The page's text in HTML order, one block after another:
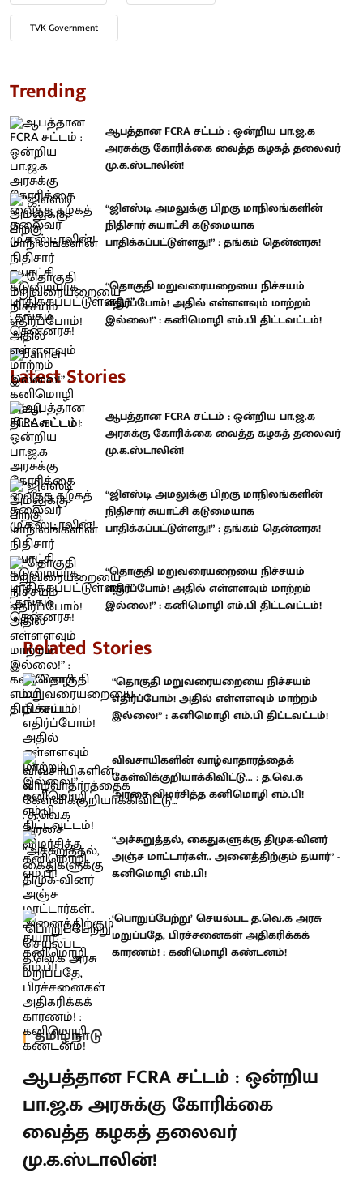
TVK Government
Trending
ஆபத்தான FCRA சட்டம் : ஒன்றிய பா.ஜ.க
அரசுக்கு கோரிக்கை வைத்த கழகத் தலைவர்
மு.க.ஸ்டாலின்!
“ஜிஎஸ்டி அமலுக்கு பிறகு மாநிலங்களின்
நிதிசார் சுயாட்சி கடுமையாக
பாதிக்கப்பட்டுள்ளது!” : தங்கம் தென்னரசு!
“தொகுதி மறுவரையறையை நிச்சயம்
எதிர்ப்போம்! அதில் எள்ளளவும் மாற்றம்
இல்லை!” : கனிமொழி எம்.பி திட்டவட்டம்!
Latest Stories
ஆபத்தான FCRA சட்டம் : ஒன்றிய பா.ஜ.க
அரசுக்கு கோரிக்கை வைத்த கழகத் தலைவர்
மு.க.ஸ்டாலின்!
“ஜிஎஸ்டி அமலுக்கு பிறகு மாநிலங்களின்
நிதிசார் சுயாட்சி கடுமையாக
பாதிக்கப்பட்டுள்ளது!” : தங்கம் தென்னரசு!
“தொகுதி மறுவரையறையை நிச்சயம்
எதிர்ப்போம்! அதில் எள்ளளவும் மாற்றம்
இல்லை!” : கனிமொழி எம்.பி திட்டவட்டம்!
Related Stories
“தொகுதி மறுவரையறையை நிச்சயம்
எதிர்ப்போம்! அதில் எள்ளளவும் மாற்றம்
இல்லை!” : கனிமொழி எம்.பி திட்டவட்டம்!
விவசாயிகளின் வாழ்வாதாரத்தைக்
கேள்விக்குறியாக்கிவிட்டு... : த.வெ.க
அரசை விமர்சித்த கனிமொழி எம்.பி!
“அச்சுறுத்தல், கைதுகளுக்கு திமுக-வினர்
அஞ்ச மாட்டார்கள்.. அனைத்திற்கும் தயார்” -
கனிமொழி எம்.பி!
‘பொறுப்பேற்று’ செயல்பட த.வெ.க அரசு
மறுப்பதே, பிரச்சனைகள் அதிகரிக்கக்
காரணம்! : கனிமொழி கண்டனம்!
தமிழ்நாடு
ஆபத்தான FCRA சட்டம் : ஒன்றிய
பா.ஜ.க அரசுக்கு கோரிக்கை
வைத்த கழகத் தலைவர்
மு.க.ஸ்டாலின்!